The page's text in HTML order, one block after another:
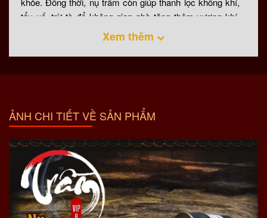
tẩy uế, trừ tà để không gian nhà tăng thêm vượng khí,
mang đến may mắn cho gia chủ khi sử dụng. Tham
https://tramhuong.net.vn/nu-tram-huong-co-tac-dung-gi/
lễ hội, tôn giáo hoặc sử dụng để xông nhà, cửa hàng sắp
khai trương.
Trầm hương Thiên Phúc – Onplaza cam kết là chuỗi
cửa hàng phân phối trầm hương chất lượng hàng đầu
Việt Nam. Tất cả các sản phẩm đều được bày bán tại
chuỗi cửa hàng của Trầm Hương Thiên Phúc Onplaza.
Khi mua sản phẩm, khách hàng sẽ được kiểm tra kỹ
Xem thêm
ẢNH CHI TIẾT VỀ SẢN PHẨM